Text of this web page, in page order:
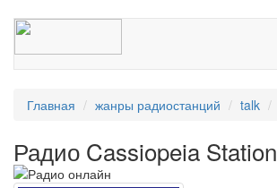
Главная жанры радиостанций talk
Радио Cassiopeia Station